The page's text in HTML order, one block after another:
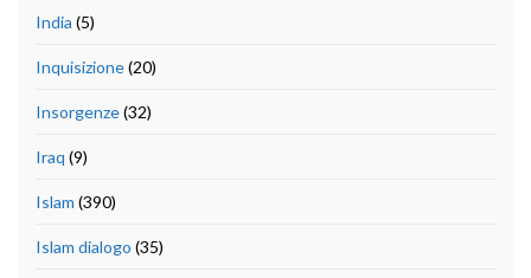
India (5)
Inquisizione(20)
Insorgenze(32)
Iraq (9)
Islam (390)
Islam dialogo (35)